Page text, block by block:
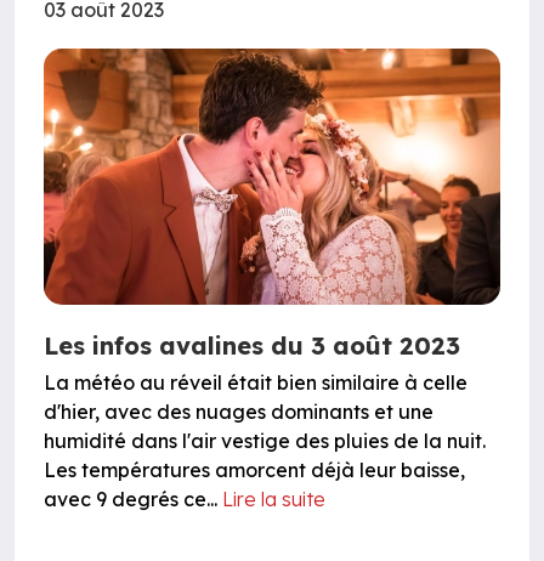
03 août 2023
Les infos avalines du 3 août 2023
La météo au réveil était bien similaire à celle
d'hier, avec des nuages dominants et une
humidité dans l'air vestige des pluies de la nuit.
Les températures amorcent déjà leur baisse,
avec 9 degrés ce... Lire la suite